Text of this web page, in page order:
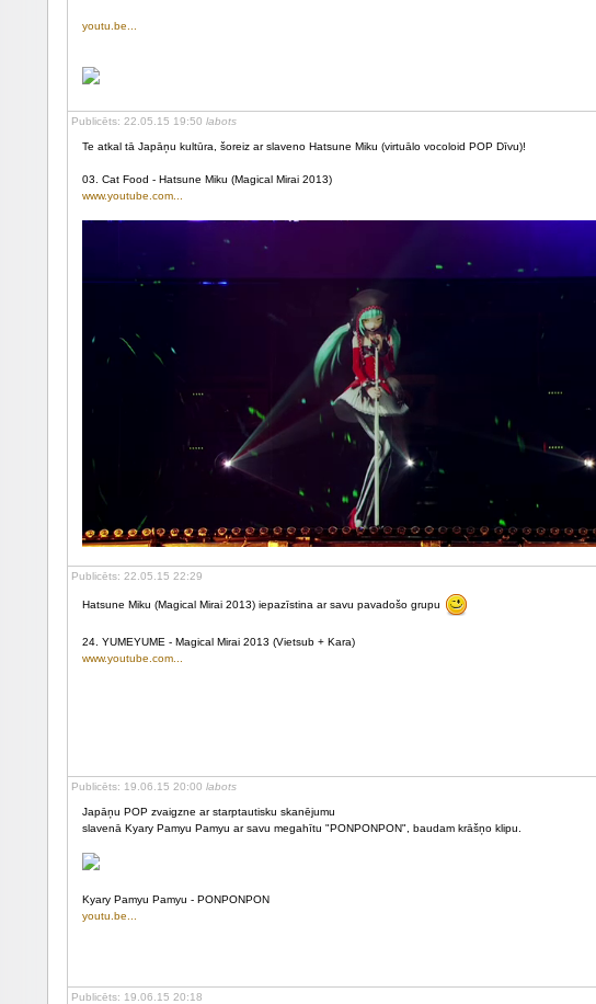
youtu.be...
Publicēts: 22.05.15 19:50 labots
Te atkal tā Japāņu kultūra, šoreiz ar slaveno Hatsune Miku (virtuālo vocoloid POP Dīvu)!
03. Cat Food - Hatsune Miku (Magical Mirai 2013)
www.youtube.com...
Publicēts: 22.05.15 22:29
Hatsune Miku (Magical Mirai 2013) iepazīstina ar savu pavadošo grupu
24. YUMEYUME - Magical Mirai 2013 (Vietsub + Kara)
www.youtube.com...
Publicēts: 19.06.15 20:00 labots
Japāņu POP zvaigzne ar starptautisku skanējumu
slavenā Kyary Pamyu Pamyu ar savu megahītu "PONPONPON", baudam krāšņo klipu.
Kyary Pamyu Pamyu - PONPONPON
youtu.be...
Publicēts: 19.06.15 20:18